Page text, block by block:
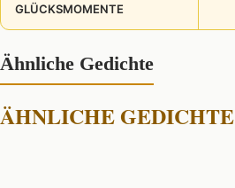
GLÜCKSMOMENTE
Ähnliche Gedichte
ÄHNLICHE GEDICHTE